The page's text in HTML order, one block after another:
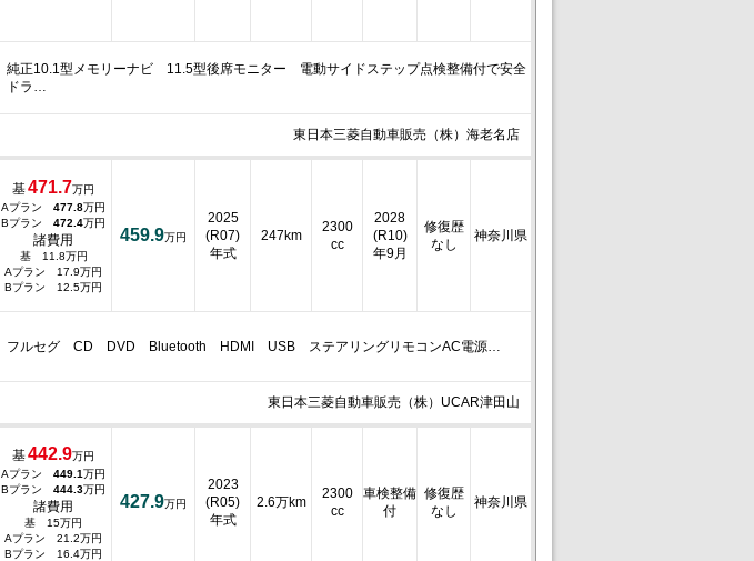
純正10.1型メモリーナビ 11.5型後席モニター 電動サイドステップ点検整備付で安全
ドラ…
東日本三菱自動車販売（株）海老名店
基471.7万円
Aプラン 477.8万円
Bプラン 472.4万円
諸費用
基 11.8万円
Aプラン 17.9万円
Bプラン 12.5万円
459.9万円
2025
(R07)
年式
247km
2300
cc
2028
(R10)
年9月
修復歴
なし
神奈川県
フルセグ CD DVD Bluetooth HDMI USB ステアリングリモコンAC電源…
東日本三菱自動車販売（株）UCAR津田山
基442.9万円
Aプラン 449.1万円
Bプラン 444.3万円
諸費用
基 15万円
Aプラン 21.2万円
Bプラン 16.4万円
427.9万円
2023
(R05)
年式
2.6万km
2300
cc
車検整備
付
修復歴
なし
神奈川県